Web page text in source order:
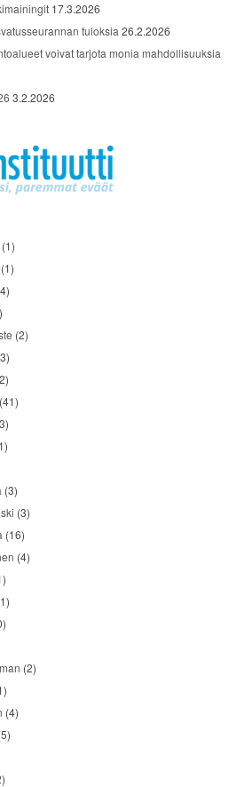
17.3.2026
tuloksia 26.2.2026
voivat tarjota monia mahdollisuuksia
3.2.2026
(1)
(1)
(2)
(41)
(3)
(3)
(16)
(4)
(2)
(4)